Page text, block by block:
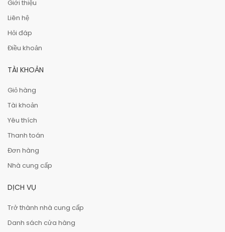
Giới thiệu
Liên hệ
Hỏi đáp
Điều khoản
TÀI KHOẢN
Giỏ hàng
Tài khoản
Yêu thích
Thanh toán
Đơn hàng
Nhà cung cấp
DỊCH VỤ
Trở thành nhà cung cấp
Danh sách cửa hàng